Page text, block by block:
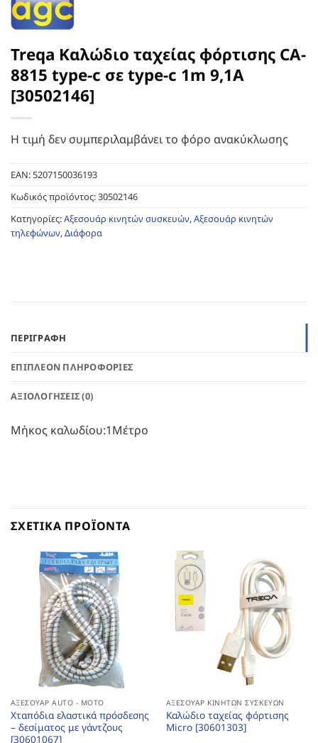
Treqa Καλώδιο ταχείας φόρτισης CA-
8815 type-c σε type-c 1m 9,1A
[30502146]
Η τιμή δεν συμπεριλαμβάνει το φόρο ανακύκλωσης
EAN:5207150036193
Κωδικός προϊόντος:30502146
Κατηγορίες:Αξεσουάρ κινητών συσκευών,Αξεσουάρ κινητών
τηλεφώνων,Διάφορα
ΠΕΡΙΓΡΑΦΉ
ΕΠΙΠΛΈΟΝ ΠΛΗΡΟΦΟΡΊΕΣ
ΑΞΙΟΛΟΓΉΣΕΙΣ (0)
Μήκος καλωδίου:1Μέτρο
ΣΧΕΤΙΚΆ ΠΡΟΪΌΝΤΑ
ΑΞΕΣΟΥΆΡ AUTO - MOTO
Χταπόδια ελαστικά πρόσδεσης
– δεσίματος με γάντζους
[30601067]
ΑΞΕΣΟΥΆΡ ΚΙΝΗΤΏΝ ΣΥΣΚΕΥΏΝ
Καλώδιο ταχείας φόρτισης
Micro [30601303]